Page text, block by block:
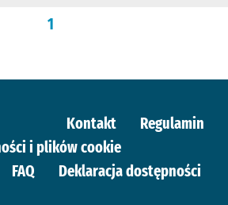
1
Kontakt
Regulamin
i plików cookie
FAQ Deklaracja dostępności